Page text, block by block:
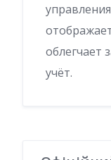
облегчает
учёт.